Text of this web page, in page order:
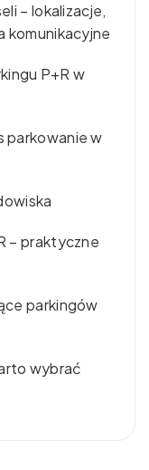
– lokalizacje,
komunikacyjne
P+R w
parkowanie w
– praktyczne
parkingów
wybrać